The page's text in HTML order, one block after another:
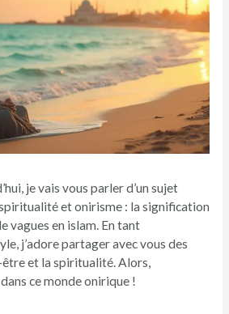
je vais vous parler d’un sujet
et onirisme : la signification
vagues en islam. En tant
j’adore partager avec vous des
et la spiritualité. Alors,
ce monde onirique !